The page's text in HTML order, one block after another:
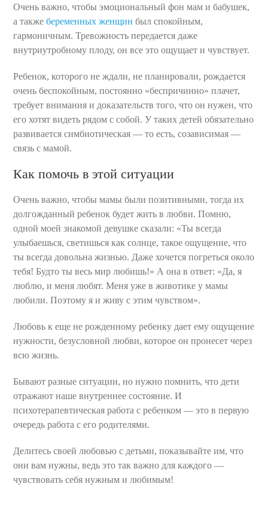
Очень важно, чтобы эмоциональный фон мам и бабушек,
а такжебеременных женщин был спокойным,
гармоничным. Тревожность передается даже
внутриутробному плоду, он все это ощущает и чувствует.
Ребенок, которого не ждали, не планировали, рождается
очень беспокойным, постоянно «беспричинно» плачет,
требует внимания и доказательств того, что он нужен, что
его хотят видеть рядом с собой. У таких детей обязательно
развивается симбиотическая — то есть, созависимая —
связь с мамой.
Как помочь в этой ситуации
Очень важно, чтобы мамы были позитивными, тогда их
долгожданный ребенок будет жить в любви. Помню,
одной моей знакомой девушке сказали: «Ты всегда
улыбаешься, светишься как солнце, такое ощущение, что
ты всегда довольна жизнью. Даже хочется погреться около
тебя! Будто ты весь мир любишь!» А она в ответ: «Да, я
люблю, и меня любят. Меня уже в животике у мамы
любили. Поэтому я и живу с этим чувством».
Любовь к еще не рожденному ребенку дает ему ощущение
нужности, безусловной любви, которое он пронесет через
всю жизнь.
Бывают разные ситуации, но нужно помнить, что дети
отражают наше внутреннее состояние. И
психотерапевтическая работа с ребенком — это в первую
очередь работа с его родителями.
Делитесь своей любовью с детьми, показывайте им, что
они вам нужны, ведь это так важно для каждого —
чувствовать себя нужным и любимым!